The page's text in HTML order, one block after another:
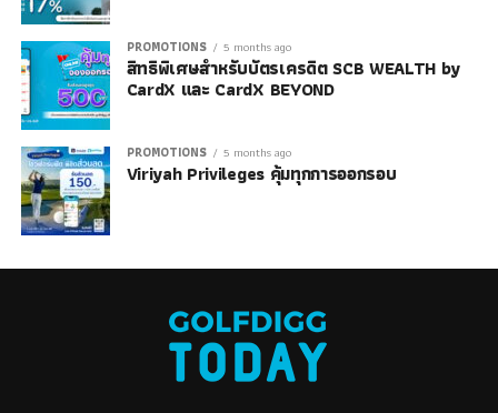
PROMOTIONS 5 months ago
สิทธิพิเศษสำหรับบัตรเครดิต SCB WEALTH by
CardX และ CardX BEYOND
PROMOTIONS 5 months ago
Viriyah Privileges คุ้มทุกการออกรอบ